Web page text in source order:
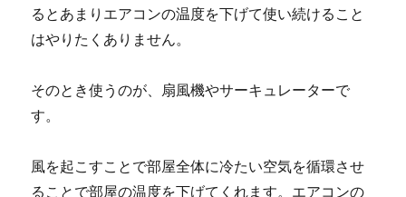
るとあまりエアコンの温度を下げて使い続けること
はやりたくありません。
そのとき使うのが、扇風機やサーキュレーターで
す。
風を起こすことで部屋全体に冷たい空気を循環させ
ることで部屋の温度を下げてくれます。エアコンの